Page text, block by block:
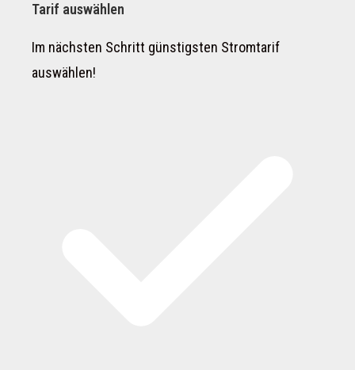
Tarif auswählen
Im nächsten Schritt günstigsten Stromtarif
auswählen!